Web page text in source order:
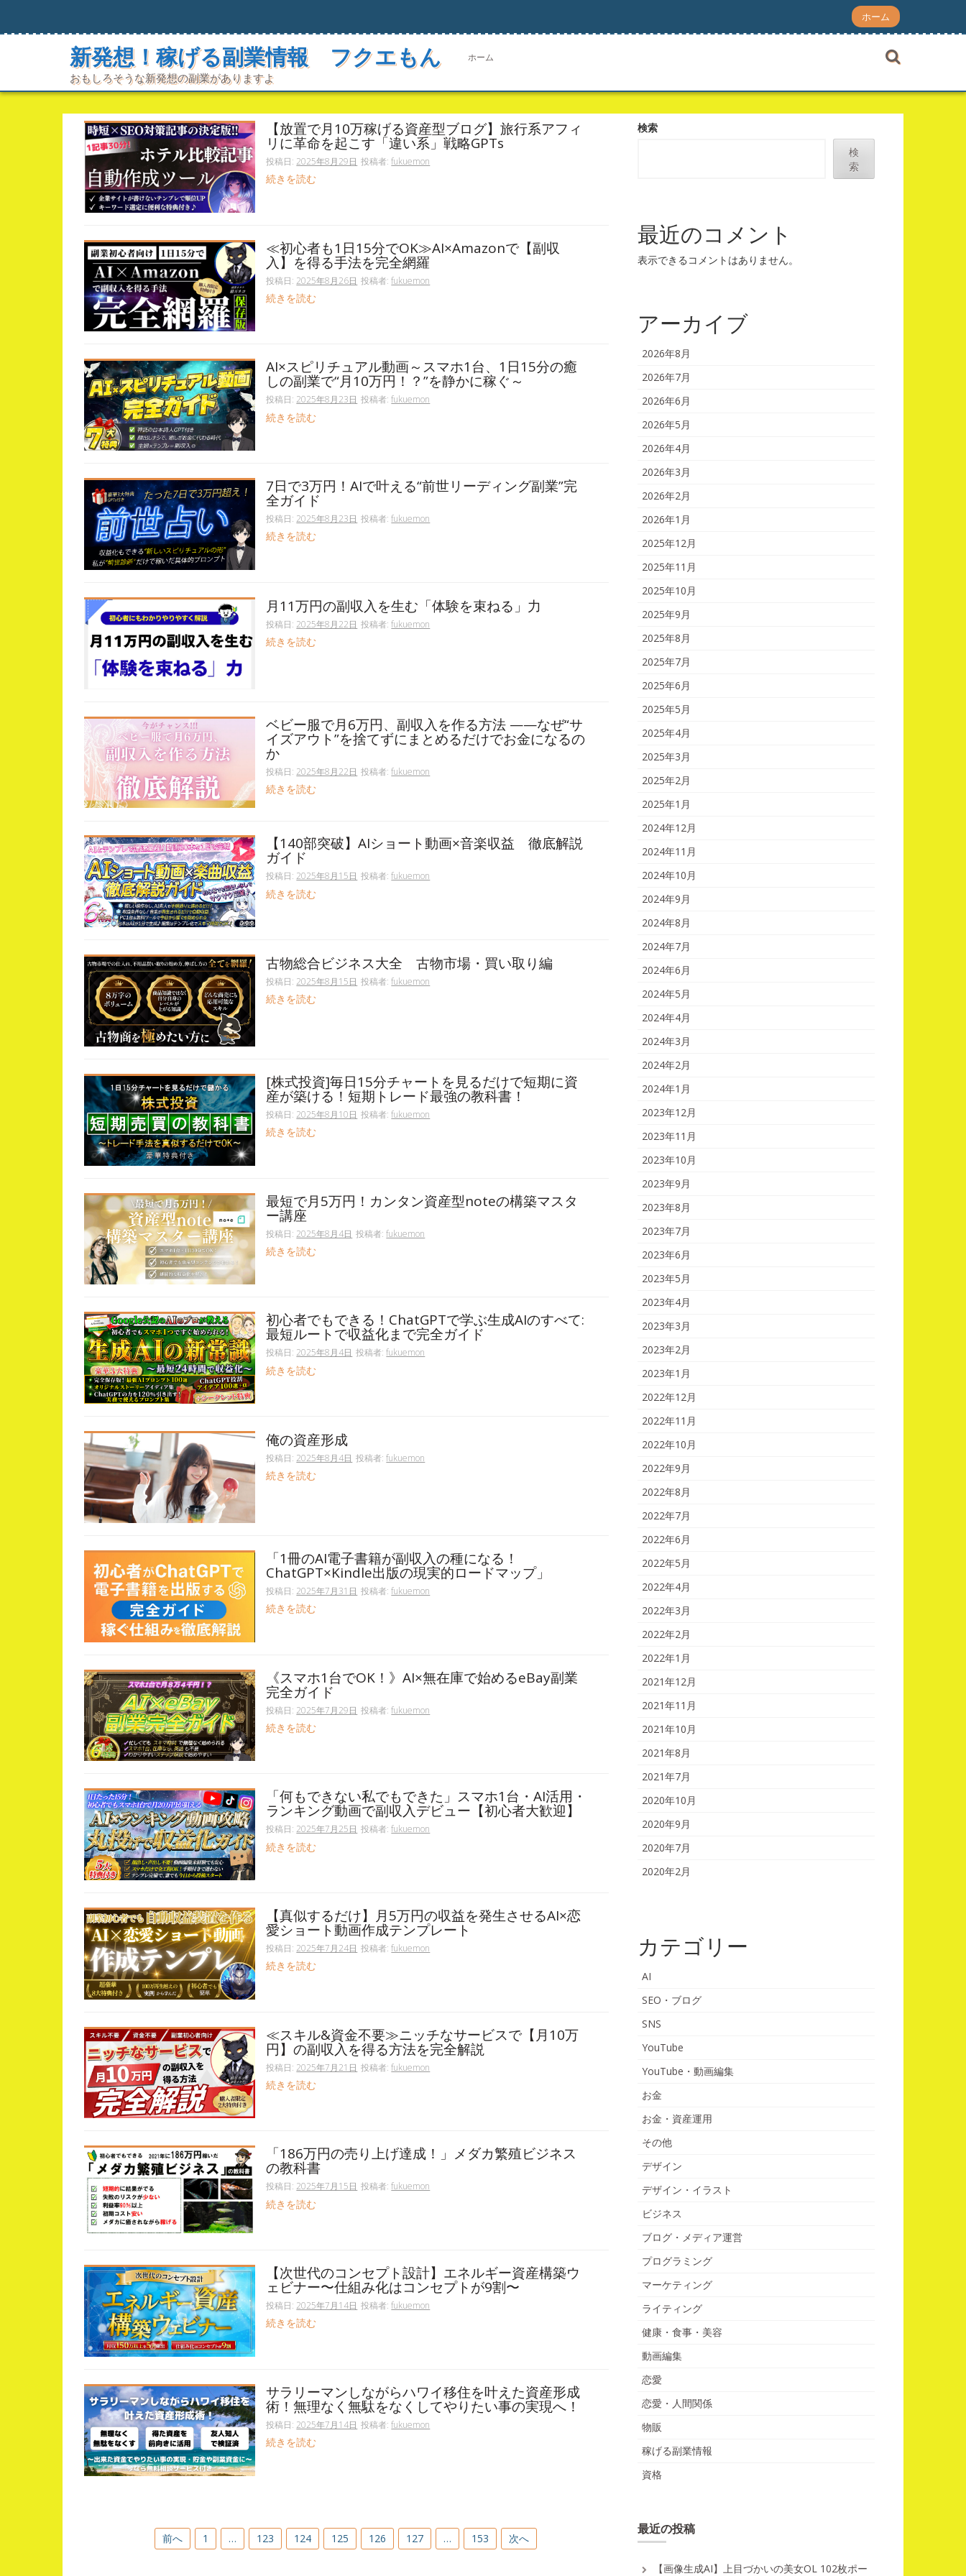
テ
ス
ホーム
新発想！稼げる副業情報 フクエもん
おもしろそうな新発想の副業がありますよ
ホーム
【放置で月10万稼げる資産型ブログ】旅行系アフィ
リに革命を起こす「違い系」戦略GPTs
投稿日: 2025年8月29日 投稿者:fukuemon
続きを読む
≪初心者も1日15分でOK≫AI×Amazonで【副収
入】を得る手法を完全網羅
投稿日: 2025年8月26日 投稿者:fukuemon
続きを読む
AI×スピリチュアル動画～スマホ1台、1日15分の癒
しの副業で“月10万円！？”を静かに稼ぐ～
投稿日: 2025年8月23日 投稿者:fukuemon
続きを読む
7日で3万円！AIで叶える“前世リーディング副業”完
全ガイド
投稿日: 2025年8月23日 投稿者:fukuemon
続きを読む
月11万円の副収入を生む「体験を束ねる」力
投稿日: 2025年8月22日 投稿者:fukuemon
続きを読む
ベビー服で月6万円、副収入を作る方法 ——なぜ“サ
イズアウト”を捨てずにまとめるだけでお金になるの
か
投稿日: 2025年8月22日 投稿者:fukuemon
続きを読む
【140部突破】AIショート動画×音楽収益 徹底解説
ガイド
投稿日: 2025年8月15日 投稿者:fukuemon
続きを読む
古物総合ビジネス大全 古物市場・買い取り編
投稿日: 2025年8月15日 投稿者:fukuemon
続きを読む
[株式投資]毎日15分チャートを見るだけで短期に資
産が築ける！短期トレード最強の教科書！
投稿日: 2025年8月10日 投稿者:fukuemon
続きを読む
最短で月5万円！カンタン資産型noteの構築マスタ
ー講座
投稿日: 2025年8月4日 投稿者:fukuemon
続きを読む
初心者でもできる！ChatGPTで学ぶ生成AIのすべて:
最短ルートで収益化まで完全ガイド
投稿日: 2025年8月4日 投稿者:fukuemon
続きを読む
俺の資産形成
投稿日: 2025年8月4日 投稿者:fukuemon
続きを読む
「1冊のAI電子書籍が副収入の種になる！
ChatGPT×Kindle出版の現実的ロードマップ」
投稿日: 2025年7月31日 投稿者:fukuemon
続きを読む
《スマホ1台でOK！》AI×無在庫で始めるeBay副業
完全ガイド
投稿日: 2025年7月29日 投稿者:fukuemon
続きを読む
「何もできない私でもできた」スマホ1台・AI活用・
ランキング動画で副収入デビュー【初心者大歓迎】
投稿日: 2025年7月25日 投稿者:fukuemon
続きを読む
【真似するだけ】月5万円の収益を発生させるAI×恋
愛ショート動画作成テンプレート
投稿日: 2025年7月24日 投稿者:fukuemon
続きを読む
≪スキル&資金不要≫ニッチなサービスで【月10万
円】の副収入を得る方法を完全解説
投稿日: 2025年7月21日 投稿者:fukuemon
続きを読む
「186万円の売り上げ達成！」メダカ繁殖ビジネス
の教科書
投稿日: 2025年7月15日 投稿者:fukuemon
続きを読む
【次世代のコンセプト設計】エネルギー資産構築ウ
ェビナー〜仕組み化はコンセプトが9割〜
投稿日: 2025年7月14日 投稿者:fukuemon
続きを読む
サラリーマンしながらハワイ移住を叶えた資産形成
術！無理なく無駄をなくしてやりたい事の実現へ！
投稿日: 2025年7月14日 投稿者:fukuemon
続きを読む
前へ 1 … 123 124 125 126 127 … 153 次へ
検索
検
索
最近のコメント
表示できるコメントはありません。
アーカイブ
2026年8月
2026年7月
2026年6月
2026年5月
2026年4月
2026年3月
2026年2月
2026年1月
2025年12月
2025年11月
2025年10月
2025年9月
2025年8月
2025年7月
2025年6月
2025年5月
2025年4月
2025年3月
2025年2月
2025年1月
2024年12月
2024年11月
2024年10月
2024年9月
2024年8月
2024年7月
2024年6月
2024年5月
2024年4月
2024年3月
2024年2月
2024年1月
2023年12月
2023年11月
2023年10月
2023年9月
2023年8月
2023年7月
2023年6月
2023年5月
2023年4月
2023年3月
2023年2月
2023年1月
2022年12月
2022年11月
2022年10月
2022年9月
2022年8月
2022年7月
2022年6月
2022年5月
2022年4月
2022年3月
2022年2月
2022年1月
2021年12月
2021年11月
2021年10月
2021年8月
2021年7月
2020年10月
2020年9月
2020年7月
2020年2月
カテゴリー
AI
SEO・ブログ
SNS
YouTube
YouTube・動画編集
お金
お金・資産運用
その他
デザイン
デザイン・イラスト
ビジネス
ブログ・メディア運営
プログラミング
マーケティング
ライティング
健康・食事・美容
動画編集
恋愛
恋愛・人間関係
物販
稼げる副業情報
資格
最近の投稿
【画像生成AI】上目づかいの美女OL 102枚ポー